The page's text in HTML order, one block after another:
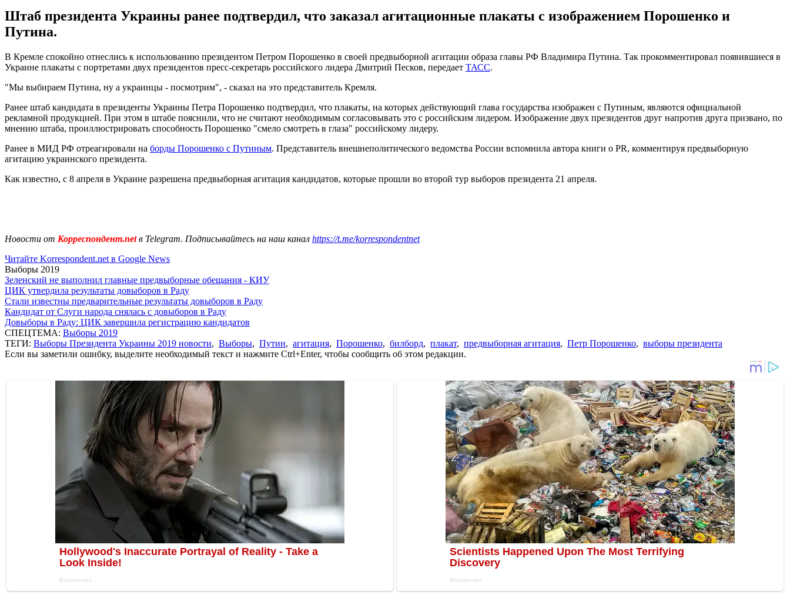
Штаб президента Украины ранее подтвердил, что заказал агитационные плакаты с изображением Порошенко и
Путина.
В Кремле спокойно отнеслись к использованию президентом Петром Порошенко в своей предвыборной агитации образа главы РФ Владимира Путина. Так прокомментировал появившиеся в
Украине плакаты с портретами двух президентов пресс-секретарь российского лидера Дмитрий Песков, передает ТАСС.
"Мы выбираем Путина, ну а украинцы - посмотрим", - сказал на это представитель Кремля.
Ранее штаб кандидата в президенты Украины Петра Порошенко подтвердил, что плакаты, на которых действующий глава государства изображен с Путиным, являются официальной
рекламной продукцией. При этом в штабе пояснили, что не считают необходимым согласовывать это с российским лидером. Изображение двух президентов друг напротив друга призвано, по
мнению штаба, проиллюстрировать способность Порошенко "смело смотреть в глаза" российскому лидеру.
Ранее в МИД РФ отреагировали на борды Порошенко с Путиным. Представитель внешнеполитического ведомства России вспомнила автора книги о PR, комментируя предвыборную
агитацию украинского президента.
Как известно, с 8 апреля в Украине разрешена предвыборная агитация кандидатов, которые прошли во второй тур выборов президента 21 апреля.
Новости от Корреспондент.netв Telegram. Подписывайтесь на наш канал https://t.me/korrespondentnet
Читайте Korrespondent.net в Google News
Выборы 2019
Зеленский не выполнил главные предвыборные обещания - КИУ
ЦИК утвердила результаты довыборов в Раду
Стали известны предварительные результаты довыборов в Раду
Кандидат от Слуги народа снялась с довыборов в Раду
Довыборы в Раду: ЦИК завершила регистрацию кандидатов
СПЕЦТЕМА: Выборы 2019
ТЕГИ: Выборы Президента Украины 2019 новости, Выборы, Путин, агитация, Порошенко, билборд, плакат, предвыборная агитация, Петр Порошенко, выборы президента
Если вы заметили ошибку, выделите необходимый текст и нажмите Ctrl+Enter, чтобы сообщить об этом редакции.